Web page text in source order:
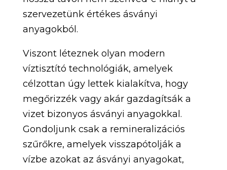
szervezetünk értékes ásványi
anyagokból.
Viszont léteznek olyan modern
víztisztító technológiák, amelyek
célzottan úgy lettek kialakítva, hogy
megőrizzék vagy akár gazdagítsák a
vizet bizonyos ásványi anyagokkal.
Gondoljunk csak a remineralizációs
szűrőkre, amelyek visszapótolják a
vízbe azokat az ásványi anyagokat,